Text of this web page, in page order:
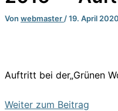
Von webmaster /19. April 2020
Auftritt bei der„Grünen
Weiter zum Beitrag